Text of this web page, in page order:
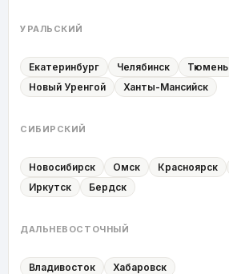
УРАЛЬСКИЙ
Екатеринбург Челябинск Тюмень
Новый Уренгой
Ханты-Мансийск
СИБИРСКИЙ
Новосибирск Омск Красноярск
Иркутск
Бердск
ДАЛЬНЕВОСТОЧНЫЙ
Владивосток Хабаровск